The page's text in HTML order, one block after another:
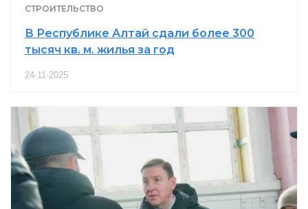
СТРОИТЕЛЬСТВО
В Республике Алтай сдали более 300
тысяч кв. м. жилья за год
24-11-2025